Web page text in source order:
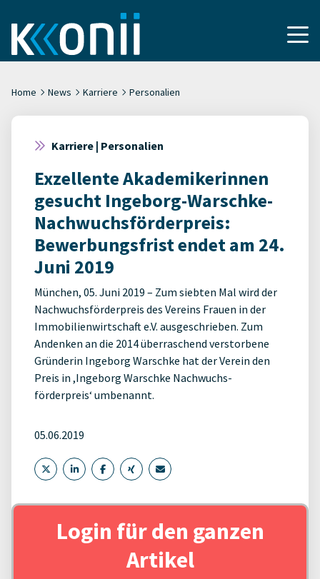
Home News Karriere Personalien
Karriere | Personalien
Exzellente Akademikerinnen
gesucht Ingeborg-Warschke-
Nachwuchsförderpreis:
Bewerbungsfrist endet am 24.
Juni 2019
München, 05. Juni 2019 – Zum siebten Mal wird der
Nachwuchsförderpreis des Vereins Frauen in der
Immobilienwirtschaft e.V. ausgeschrieben. Zum
Andenken an die 2014 überraschend verstorbene
Gründerin Ingeborg Warschke hat der Verein den
Preis in ,Ingeborg Warschke Nachwuchs-
förderpreis‘ umbenannt.
05.06.2019
Login für den ganzen
Artikel